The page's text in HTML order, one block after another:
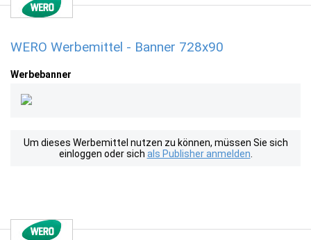
WERO Werbemittel - Banner 728x90
Werbebanner
Um dieses Werbemittel nutzen zu können, müssen Sie sich
einloggen oder sich als Publisher anmelden